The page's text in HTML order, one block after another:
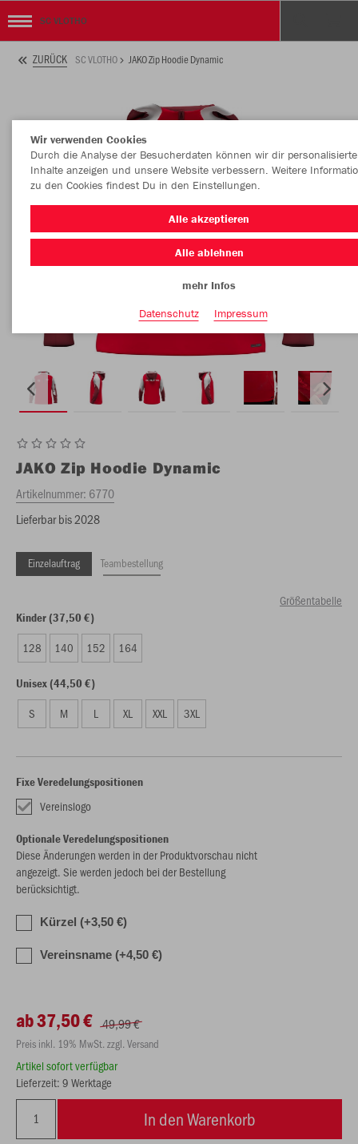
SC VLOTHO
ZURÜCK SC VLOTHO JAKO Zip Hoodie Dynamic
JAKO Zip Hoodie Dynamic
Artikelnummer: 6770
Lieferbar bis 2028
Einzelauftrag Teambestellung
Größentabelle
Kinder (37,50 €)
128 140 152 164
Unisex (44,50 €)
S M L XL XXL 3XL
Fixe Veredelungspositionen
Vereinslogo
Optionale Veredelungspositionen
Diese Änderungen werden in der Produktvorschau nicht
angezeigt. Sie werden jedoch bei der Bestellung
berücksichtigt.
Kürzel (+3,50 €)
Vereinsname (+4,50 €)
ab 37,50 € 49,99 €
Preis inkl. 19% MwSt. zzgl. Versand
Artikel sofort verfügbar
Lieferzeit: 9 Werktage
In den Warenkorb
Wir verwenden Cookies
Durch die Analyse der Besucherdaten können wir dir personalisierte
Inhalte anzeigen und unsere Website verbessern. Weitere
zu den Cookies findest Du in den Einstellungen.
Alle akzeptieren
Alle ablehnen
mehr Infos
Datenschutz
Impressum